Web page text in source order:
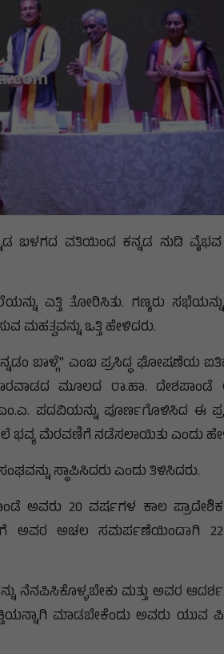
ಬಳಗದ ವತಿಯಿಂದ ಕನ್ನಡ ನುಡಿ
ಎತ್ತಿ ತೋರಿಸಿತು. ಗಣ್ಯರು
ಮಹತ್ವವನ್ನು ಒತ್ತಿ ಹೇಳಿದರು.
ಬಾಳ್ಗೆ" ಎಂಬ ಪ್ರಸಿದ್ಧ ಘೋಷಣೆಯ
ಮೂಲದ ರಾ.ಹಾ. ದೇಶಪಾಂಡೆ
ಎಂ.ಎ. ಪದವಿಯನ್ನು ಪೂರ್ಣಗೊಳಿಸಿದ ಈ
ಭವ್ಯ ಮೆರವಣಿಗೆ ನಡೆಸಲಾಯಿತು ಎಂದು
ಸ್ಥಾಪಿಸಿದರು ಎಂದು ತಿಳಿಸಿದರು.
ಅವರು 20 ವರ್ಷಗಳ ಕಾಲ ಪ್ರಾದೇಶಿಕ
ಅವರ ಅಚಲ ಸಮರ್ಪಣೆಯಿಂದಾಗಿ
ನೆನಪಿಸಿಕೊಳ್ಳಬೇಕು ಮತ್ತು ಅವರ
ಮಾಡಬೇಕೆಂದು ಅವರು ಯುವ